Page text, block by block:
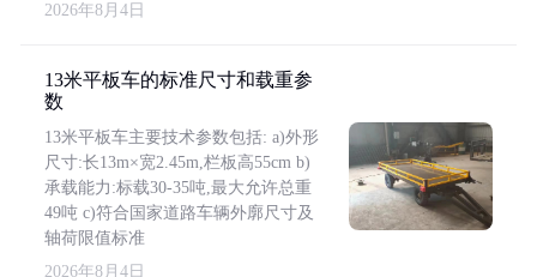
2026年8月4日
13米平板车的标准尺寸和载重参
数
13米平板车主要技术参数包括: a)外形
尺寸:长13m×宽2.45m,栏板高55cm b)
承载能力:标载30-35吨,最大允许总重
49吨 c)符合国家道路车辆外廓尺寸及
轴荷限值标准
2026年8月4日